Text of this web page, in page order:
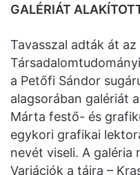
GALÉRIÁT
Tavasszal adták át
a Petőfi Sándor
alagsorában galériát
Márta festő- és
egykori grafikai
nevét viseli. A galéria
Variációk a tájra –